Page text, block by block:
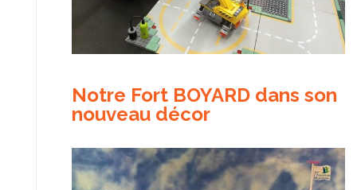
Notre Fort BOYARD dans son
nouveau décor